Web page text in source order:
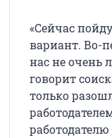
«Сейчас
вариант. Во-
нас не очень
говорит
только